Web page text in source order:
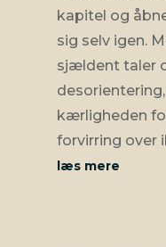
kapitel og
sig selv igen.
sjældent taler
kærligheden
forvirring over
læs mere